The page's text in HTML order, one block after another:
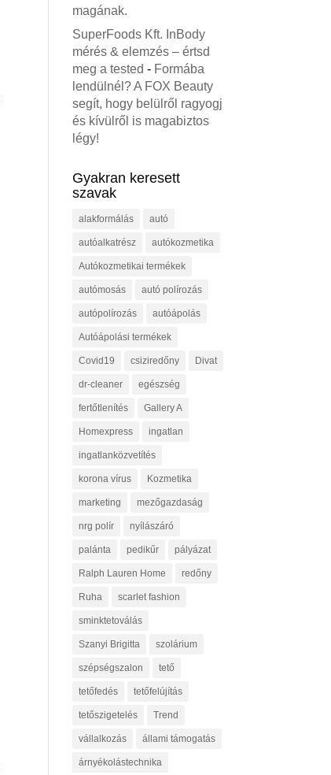
magának.
SuperFoods Kft. InBody
mérés & elemzés – értsd
meg a tested - Formába
lendülnél? A FOX Beauty
segít, hogy belülről ragyogj
és kívülről is magabiztos
légy!
Gyakran keresett
szavak
alakformálás autó
autóalkatrész autókozmetika
Autókozmetikai termékek
autómosás autó polírozás
autópolírozás autóápolás
Autóápolási termékek
Covid19 csiziredőny Divat
dr-cleaner egészség
fertőtlenítés Gallery A
Homexpress ingatlan
ingatlanközvetítés
korona vírus Kozmetika
marketing mezőgazdaság
nrg polír nyílászáró
palánta pedikűr pályázat
Ralph Lauren Home redőny
Ruha scarlet fashion
sminktetoválás
Szanyi Brigitta szolárium
szépségszalon tető
tetőfedés tetőfelújítás
tetőszigetelés Trend
vállalkozás állami támogatás
árnyékolástechnika